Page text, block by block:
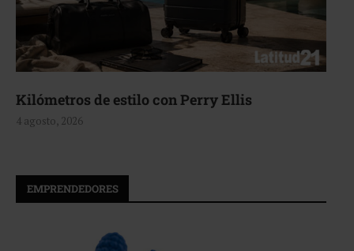
de estilo con Perry Ellis
2026
EMPRENDEDORES